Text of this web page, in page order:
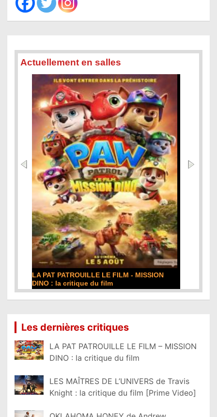
Actuellement en salles
LA PAT PATROUILLE LE FILM - MISSION
DINO : la critique du film
Les dernières critiques
LA PAT PATROUILLE LE FILM – MISSION
DINO : la critique du film
LES MAÎTRES DE L’UNIVERS de Travis
Knight : la critique du film [Prime Video]